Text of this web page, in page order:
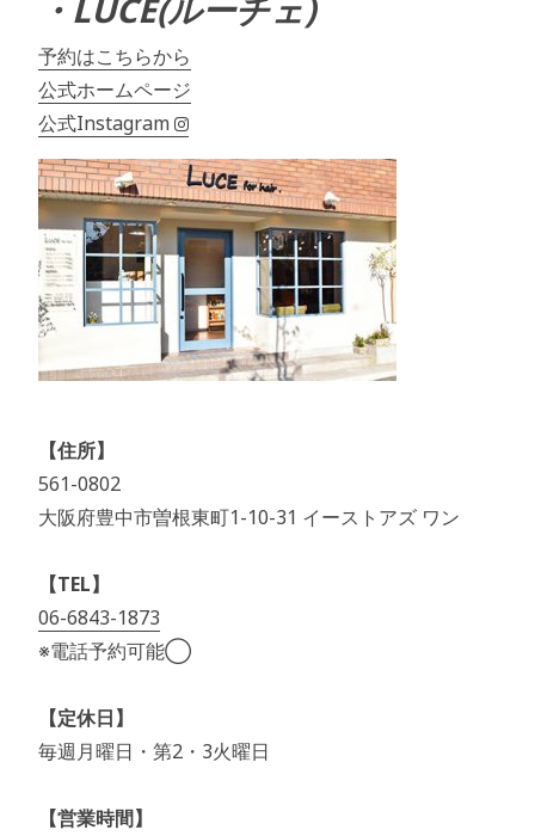
・LUCE(ルーチェ)
予約はこちらから
公式ホームページ
公式Instagram
【住所】
561-0802
大阪府豊中市曽根東町1-10-31 イーストアズ ワン
【TEL】
06-6843-1873
※電話予約可能◯
【定休日】
毎週月曜日・第2・3火曜日
【営業時間】